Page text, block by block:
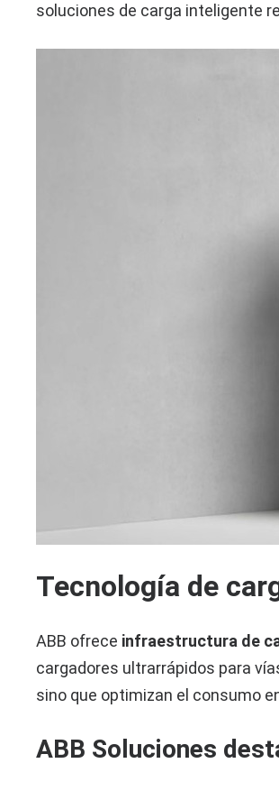
soluciones de carga inteligente
Tecnología de
ABB ofrece infraestructura de
cargadores ultrarrápidos para
sino que optimizan el consumo
ABB Soluciones